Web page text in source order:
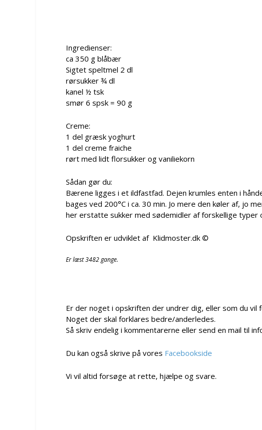
Ingredienser:
ca 350 g blåbær
Sigtet speltmel 2 dl
rørsukker ¾ dl
kanel ½ tsk
smør 6 spsk = 90 g
Creme:
1 del græsk yoghurt
1 del creme fraiche
rørt med lidt florsukker og vaniliekorn
Sådan gør du:
Bærene ligges i et ildfastfad. Dejen krumles enten i
bages ved 200°C i ca. 30 min. Jo mere den køler af, jo
her erstatte sukker med sødemidler af forskellige
Opskriften er udviklet af Klidmoster.dk ©
Er læst 3482 gange.
Er der noget i opskriften der undrer dig, eller som du vil
Noget der skal forklares bedre/anderledes.
Så skriv endelig i kommentarerne eller send en mail til
Du kan også skrive på vores Facebookside
Vi vil altid forsøge at rette, hjælpe og svare.